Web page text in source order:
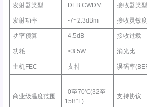
发射器类型 DFB CWDM 接收器类型
发射功率 -7~2.3dBm 接收灵敏度
功率预算 4.5dB 接收过载
功耗 ≤3.5W 消光比
主机FEC 支持 误码率
商业级温度范围
0至70℃(32至
158°F)
支持协议